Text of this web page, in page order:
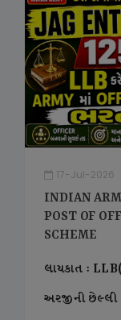
17-Jul-2026
INDIAN
POST OF
SCHEME
લાયકાત :
અરજીની